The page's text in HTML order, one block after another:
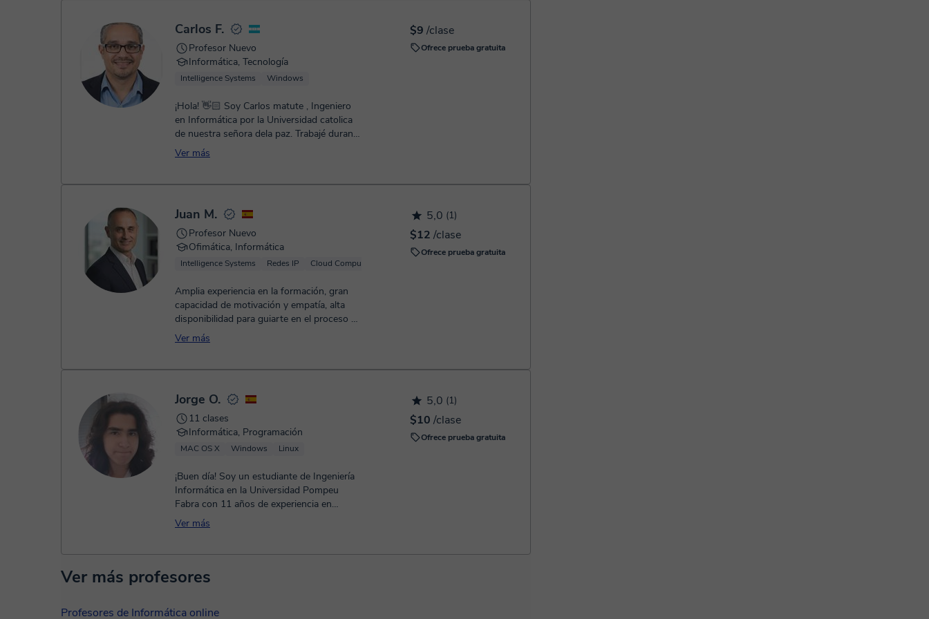
Una vez realices el pago de la clase, recibirás un e-mail de confirmación de la reserva.
$9 /clase
Ofrece prueba gratuita
Carlos F.
Profesor Nuevo
Informática, Tecnología
Intelligence Systems Windows
¡Hola! 👋🏻 Soy Carlos matute , Ingeniero
en Informática por la Universidad catolica
de nuestra señora dela paz. Trabajé durante
5 años en banco Fich...
Ver más
5,0 (1)
$12 /clase
Ofrece prueba gratuita
Juan M.
Profesor Nuevo
Ofimática, Informática
Intelligence Systems Redes IP Cloud Computing
Amplia experiencia en la formación, gran
capacidad de motivación y empatía, alta
disponibilidad para guiarte en el proceso de
enseñanza/aprendizaje. E...
Ver más
5,0 (1)
$10 /clase
Ofrece prueba gratuita
Jorge O.
11 clases
Informática, Programación
MAC OS X Windows Linux
¡Buen día! Soy un estudiante de Ingeniería
Informática en la Universidad Pompeu
Fabra con 11 años de experiencia en
programación y docencia comprobada...
Ver más
Ver más profesores
Profesores de Informática online